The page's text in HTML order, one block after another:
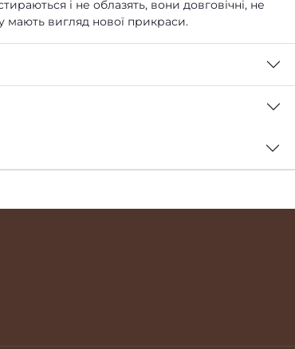
і не облазять, вони довговічні, не
мають вигляд нової прикраси.